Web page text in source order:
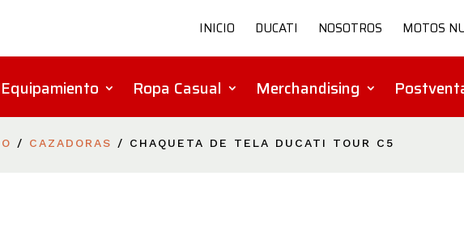
INICIO DUCATI NOSOTROS MOTOS
Equipamiento Ropa Casual Merchandising
/ CAZADORAS / CHAQUETA DE TELA DUCATI TOUR C5